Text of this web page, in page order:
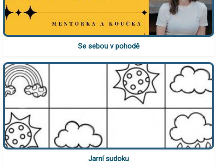
Se sebou v pohodě
Jarní sudoku